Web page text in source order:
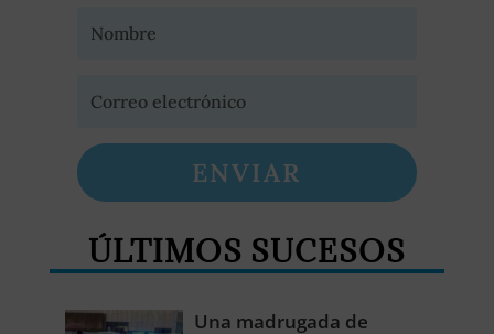
ENVIAR
ÚLTIMOS SUCESOS
Una madrugada de